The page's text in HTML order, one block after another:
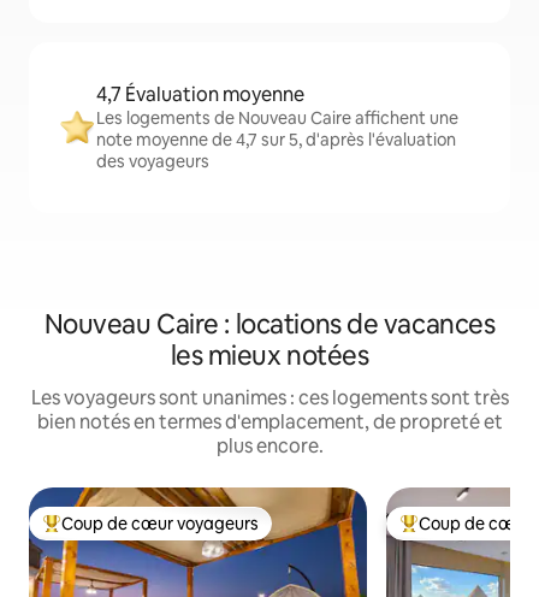
4,7 Évaluation moyenne
Les logements de Nouveau Caire affichent une
note moyenne de 4,7 sur 5, d'après l'évaluation
des voyageurs
Nouveau Caire : locations de vacances
les mieux notées
Les voyageurs sont unanimes : ces logements sont très
bien notés en termes d'emplacement, de propreté et
plus encore.
Coups de cœur voyageurs les plus appréciés
Coup de cœur voyageurs Coups de cœur
Coup de cœur